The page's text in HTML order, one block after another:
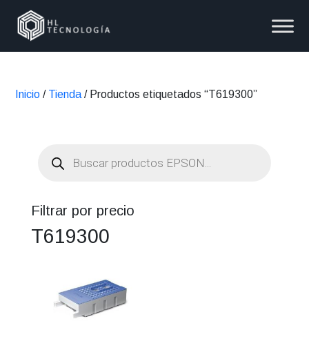
Inicio / Tienda / Productos etiquetados “T619300”
productos
Filtrar por precio
T619300